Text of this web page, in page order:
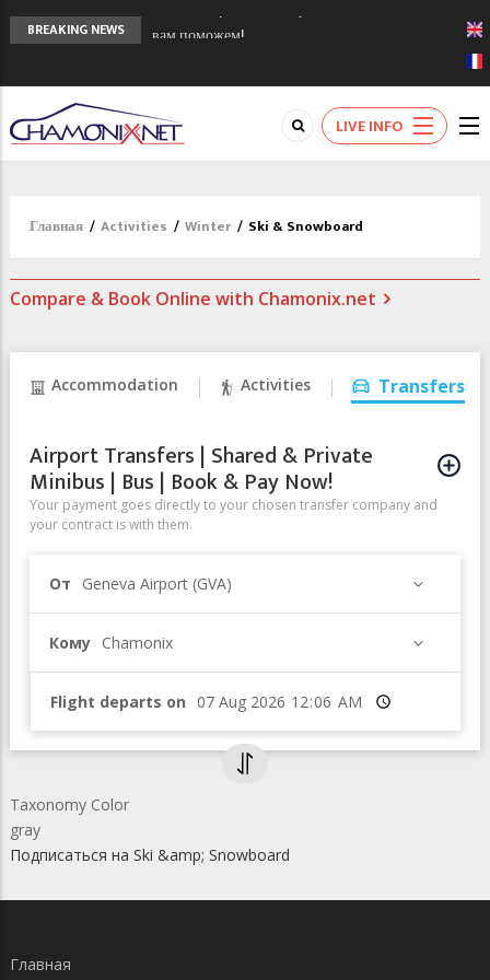
BREAKING NEWS
вам поможем!
Шамони в 1924
Кол де Монте закрыт 11 января 2013
LIVE INFO
Главная / Activities / Winter / Ski & Snowboard
Compare & Book Online with Chamonix.net
Accommodation Activities Transfers
Airport Transfers | Shared & Private
Minibus | Bus | Book & Pay Now!
Your payment goes directly to your chosen transfer company and
your contract is with them.
От Geneva Airport (GVA)
Кому Chamonix
Flight departs on Время
Taxonomy Color
gray
Подписаться на Ski &amp; Snowboard
Главная